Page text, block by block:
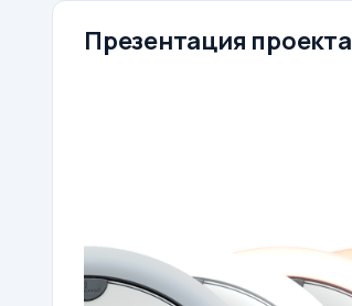
Презентация проекта